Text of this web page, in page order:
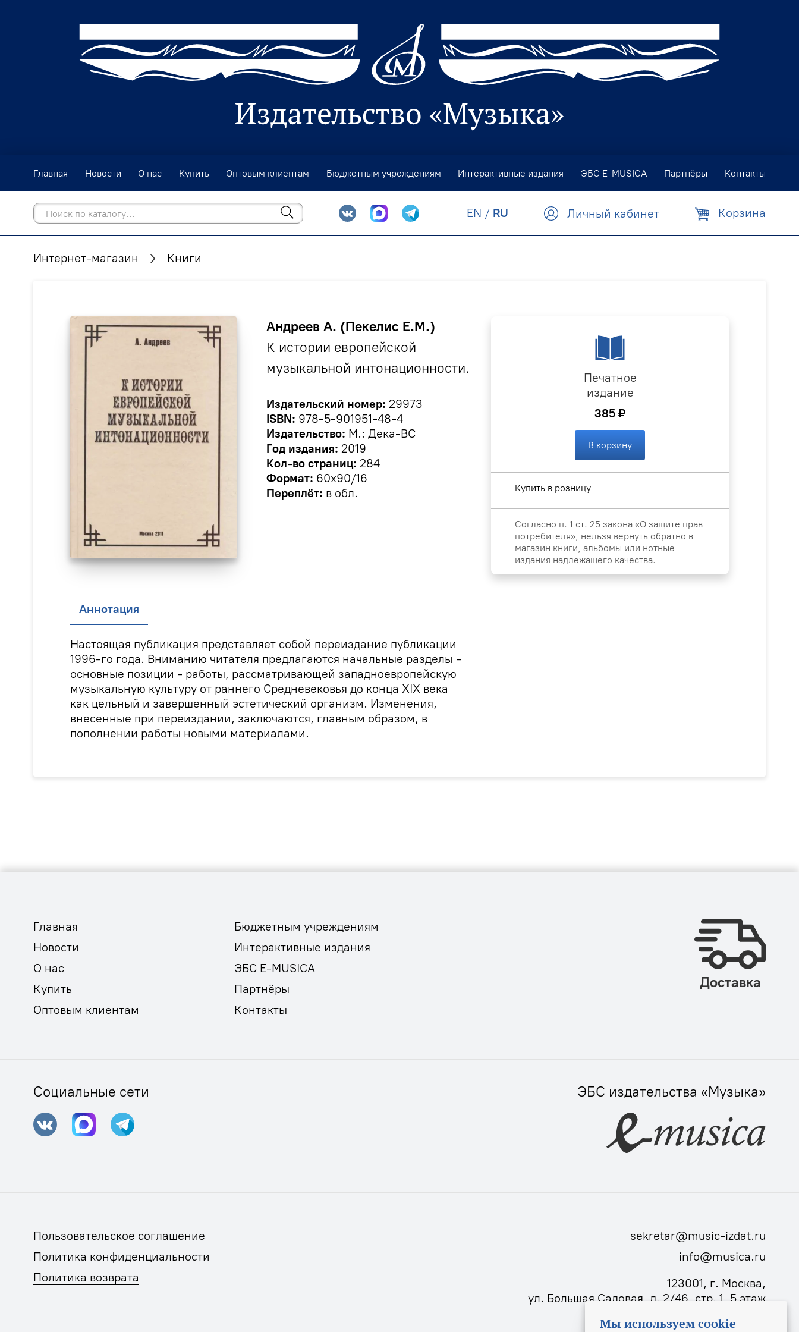
Главная Новости О нас Купить Оптовым клиентам Бюджетным учреждениям Интерактивные издания ЭБС E-MUSICA Партнёры Контакты
EN / RU Личный кабинет Корзина
Интернет-магазин Книги
Андреев А. (Пекелис Е.М.)
К истории европейской
музыкальной интонационности.
Издательский номер: 29973
ISBN: 978-5-901951-48-4
Издательство: М.: Дека-ВС
Год издания: 2019
Кол-во страниц: 284
Формат: 60х90/16
Переплёт: в обл.
Печатное
издание
385 ₽
В корзину
Купить в розницу
Согласно п. 1 ст. 25 закона «О защите прав
потребителя», нельзя вернуть обратно в
магазин книги, альбомы или нотные
издания надлежащего качества.
Аннотация
Настоящая публикация представляет собой переиздание публикации
1996-го года. Вниманию читателя предлагаются начальные разделы -
основные позиции - работы, рассматривающей западноевропейскую
музыкальную культуру от раннего Средневековья до конца XIX века
как цельный и завершенный эстетический организм. Изменения,
внесенные при переиздании, заключаются, главным образом, в
пополнении работы новыми материалами.
Главная
Новости
О нас
Купить
Оптовым клиентам
Бюджетным учреждениям
Интерактивные издания
ЭБС E-MUSICA
Партнёры
Контакты
Доставка
Социальные сети ЭБС издательства «Музыка»
Пользовательское соглашение
Политика конфиденциальности
Политика возврата
sekretar@music-izdat.ru
info@musica.ru
123001, г. Москва,
ул. Большая Садовая, д. 2/46, стр. 1, 5 этаж
Режим работы издательства:
Мы используем cookie